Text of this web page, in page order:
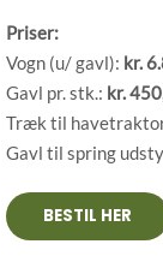
Priser:
Vogn (u/ gavl): kr.
Gavl pr. stk.: kr.
Træk til
Gavl til spring
BESTIL HER